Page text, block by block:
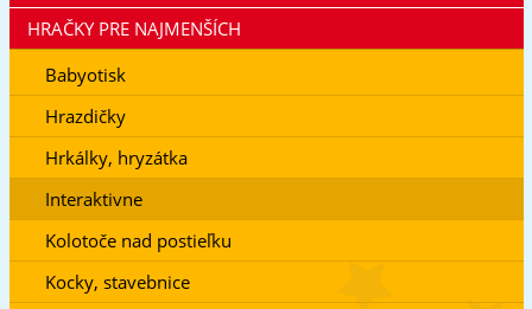
HRAČKY PRE NAJMENŠÍCH
Babyotisk
Hrazdičky
Hrkálky, hryzátka
Interaktivne
Kolotoče nad postieľku
Kocky, stavebnice